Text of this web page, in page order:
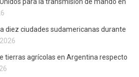
para la transmisión de mando en
diez ciudades sudamericanas durante
tierras agrícolas en Argentina respecto